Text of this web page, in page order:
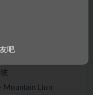
Mountain Lion
吧